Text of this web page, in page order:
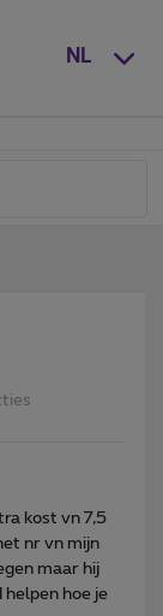
NL
kost vn 7,5
nr vn mijn
maar hij
hoe je